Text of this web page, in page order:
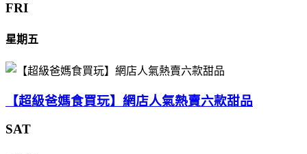
FRI
星期五
【超級爸媽食買玩】網店人氣熱賣六款甜品
SAT